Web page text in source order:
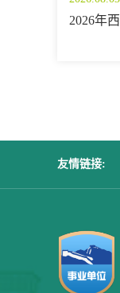
2026年
友情链接: